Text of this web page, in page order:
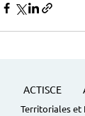
ACTISCE
Territoriales et